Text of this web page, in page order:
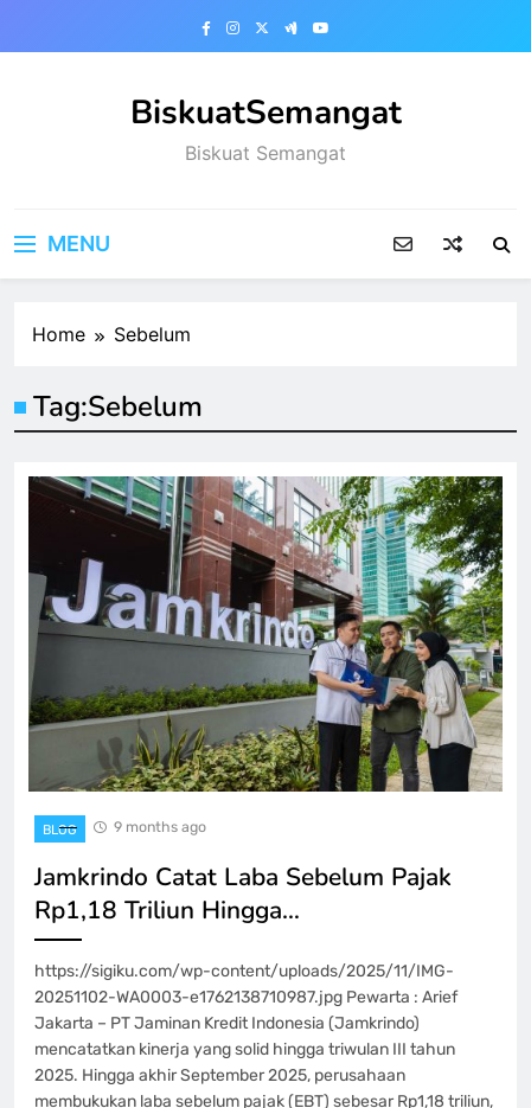
BiskuatSemangat
Biskuat Semangat
MENU
Home Sebelum
Tag:Sebelum
BLOG 9 months ago
Jamkrindo Catat Laba Sebelum Pajak
Rp1,18 Triliun Hingga…
https://sigiku.com/wp-content/uploads/2025/11/IMG-
20251102-WA0003-e1762138710987.jpg Pewarta : Arief
Jakarta – PT Jaminan Kredit Indonesia (Jamkrindo)
mencatatkan kinerja yang solid hingga triwulan III tahun
2025. Hingga akhir September 2025, perusahaan
membukukan laba sebelum pajak (EBT) sebesar Rp1,18 triliun,